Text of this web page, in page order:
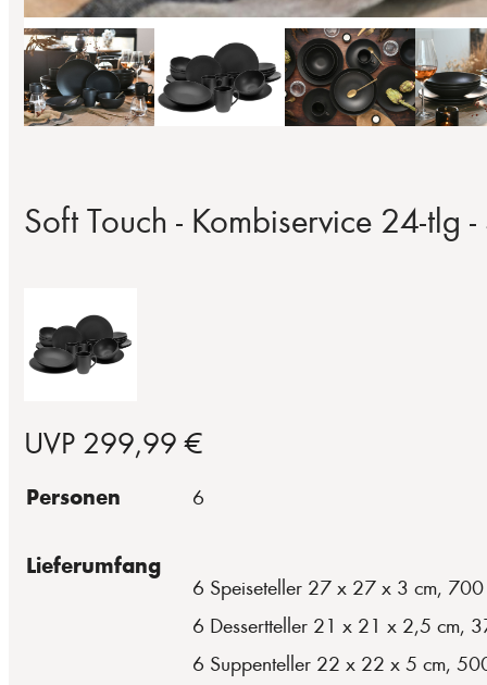
Soft Touch - Kombiservice 24-tlg
UVP 299,99 €
Personen 6
Lieferumfang
6 Speiseteller 27 x 27 x 3 cm,
6 Dessertteller 21 x 21 x 2,5 cm,
6 Suppenteller 22 x 22 x 5 cm,